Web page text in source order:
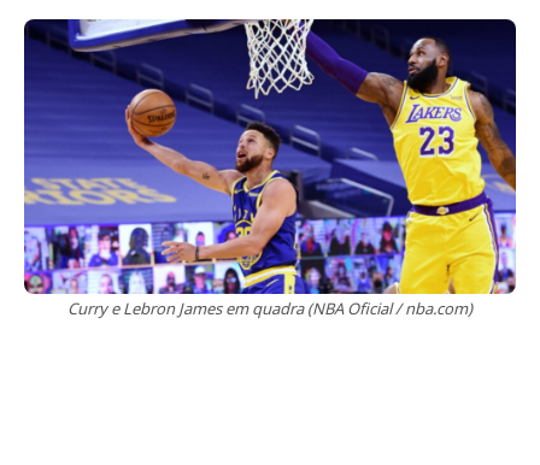
Curry e Lebron James em quadra (NBA Oficial / nba.com)